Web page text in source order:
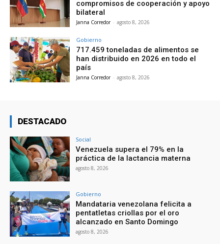
compromisos de cooperación y apoyo
bilateral
Janna Corredor - agosto 8, 2026
Gobierno
717.459 toneladas de alimentos se
han distribuido en 2026 en todo el
país
Janna Corredor - agosto 8, 2026
DESTACADO
Social
Venezuela supera el 79% en la
práctica de la lactancia materna
agosto 8, 2026
Gobierno
Mandataria venezolana felicita a
pentatletas criollas por el oro
alcanzado en Santo Domingo
agosto 8, 2026